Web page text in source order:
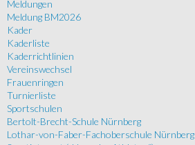
Meldungen
Meldung BM2026
Kader
Kaderliste
Kaderrichtlinien
Vereinswechsel
Frauenringen
Turnierliste
Sportschulen
Bertolt-Brecht-Schule Nürnberg
Lothar-von-Faber-Fachoberschule Nürnberg